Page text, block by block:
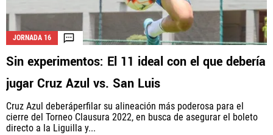
La aceptación de una de las ofertas presentadas en esta página
puede dar lugar a un pago aVamos Azul
cómo y dónde aparecen los operadores de juego en la página y en el
orden en que aparecen, pero no influye en nuestras evaluaciones.
JORNADA 16
Sin experimentos: El 11 ideal con el que debería
jugar Cruz Azul vs. San Luis
Cruz Azul deberáperfilar su alineación más poderosa para el
cierre del Torneo Clausura 2022, en busca de asegurar el boleto
directo a la Liguilla y...